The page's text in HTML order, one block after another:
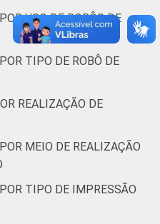
e
46
e
USO DE ROBÔS DE
TIPO DE ROBÔ DE
REALIZAÇÃO DE
MEIO DE REALIZAÇÃO
TIPO DE IMPRESSÃO